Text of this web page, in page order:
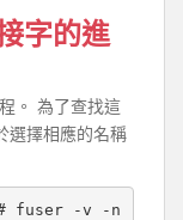
字的進
。 為了查找這
選擇相應的名稱
fuser -v -n